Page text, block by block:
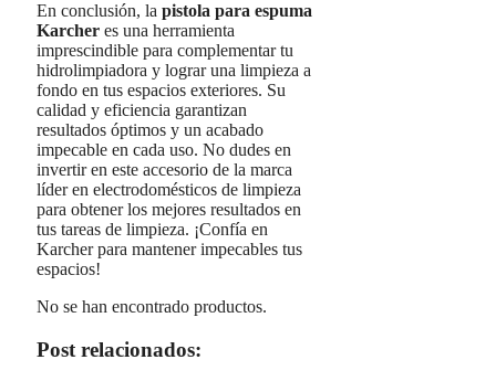
En conclusión, la pistola para espuma
Karcher es una herramienta
imprescindible para complementar tu
hidrolimpiadora y lograr una limpieza a
fondo en tus espacios exteriores. Su
calidad y eficiencia garantizan
resultados óptimos y un acabado
impecable en cada uso. No dudes en
invertir en este accesorio de la marca
líder en electrodomésticos de limpieza
para obtener los mejores resultados en
tus tareas de limpieza. ¡Confía en
Karcher para mantener impecables tus
espacios!
No se han encontrado productos.
Post relacionados: